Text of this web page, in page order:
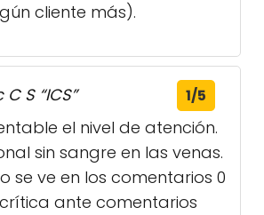
cliente más).
S “ICS” 1/5
el nivel de atención.
sin sangre en las venas.
se ve en los comentarios 0
ante comentarios